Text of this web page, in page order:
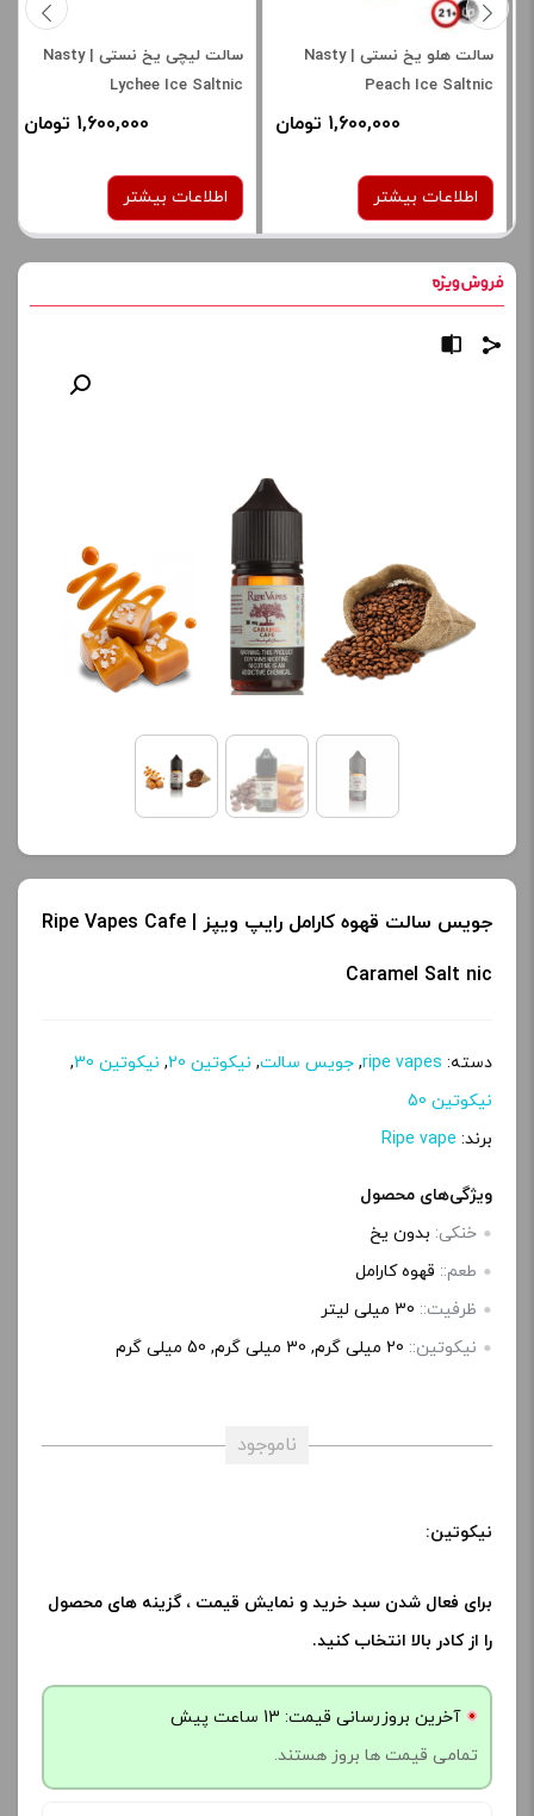
سالت هلو یخ نستی | Nasty
Peach Ice Saltnic
1,600,000 تومان
اطلاعات بیشتر
نیکوتین:
محصول را از کادر بالا انتخاب
آخرین بروزرسانی
تمامی قیمت ها بروز
ی
سالت لیچی یخ نستی | Nasty
Lychee Ice Saltnic
1,600,000 تومان
اطلاعات بیشتر
نمایش قیمت ، گزینه های
محصول را از کادر بالا انتخاب
کنید.
آخرین بروزرسانی
قیمت: 20 ساعت پیش
تمامی قیمت ها بروز
هستند.
جویس سالت قهوه کارامل رایپ ویپز | Ripe Vapes Cafe
Caramel Salt nic
دسته: ripe vapes
, جویس سالت, نیکوتین 20 , نیکوتین 30
,
نیکوتین 50
برند: Ripe vape
ویژگی‌های محصول
خنکی: بدون یخ
طعم:: قهوه کارامل
ظرفیت:: 30 میلی‌ لیتر
نیکوتین:: 20 میلی گرم, 30 میلی گرم, 50 میلی گرم
ناموجود
نیکوتین:
برای فعال شدن سبد خرید و نمایش قیمت ، گزینه های محصول
را از کادر بالا انتخاب کنید.
آخرین بروزرسانی قیمت: 13 ساعت پیش
تمامی قیمت ها بروز هستند.